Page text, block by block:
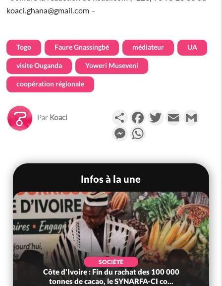
koaci.ghana@gmail.com –
Togo Faure Gnassingbé médiateur UA
visite Ouganda Yoweri Museveni
coopération régionale
Par Koaci PartagerFacebookTwitterEmail
Messenger
Infos à la une
SOCIÉTÉ
Côte d'Ivoire : Fin du rachat des 100 000
tonnes de cacao, le SYNARFA-CI co...